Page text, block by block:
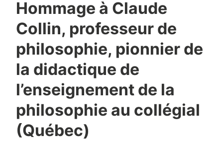
Hommage à Claude
Collin, professeur de
philosophie, pionnier de
la didactique de
l’enseignement de la
philosophie au collégial
(Québec)